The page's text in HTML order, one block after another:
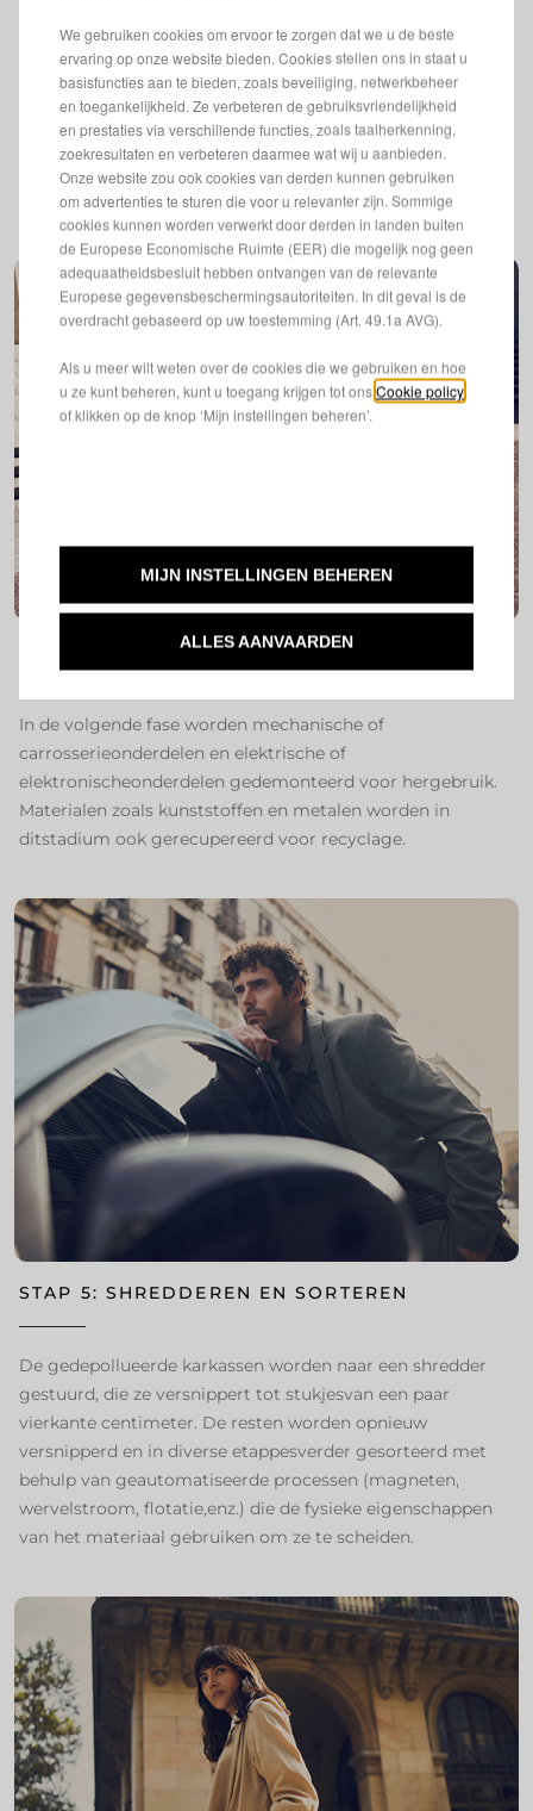
worden gerecycleerd binnen hun respectieve
verwerkingskanalen.
STAP 4: ONTMANTELING VOOR HERGEBRUIK ​
In de volgende fase worden mechanische of
carrosserieonderdelen en elektrische of
elektronischeonderdelen gedemonteerd voor hergebruik.
Materialen zoals kunststoffen en metalen worden in
ditstadium ook gerecupereerd voor recyclage. ​
STAP 5: SHREDDEREN EN SORTEREN ​
De gedepollueerde karkassen worden naar een shredder
gestuurd, die ze versnippert tot stukjesvan een paar
vierkante centimeter. De resten worden opnieuw
versnipperd en in diverse etappesverder gesorteerd met
behulp van geautomatiseerde processen (magneten,
wervelstroom, flotatie,enz.) die de fysieke eigenschappen
van het materiaal gebruiken om ze te scheiden. ​
We gebruiken cookies om ervoor te zorgen dat we u de beste
ervaring op onze website bieden. Cookies stellen ons in staat u
basisfuncties aan te bieden, zoals beveiliging, netwerkbeheer
en toegankelijkheid. Ze verbeteren de gebruiksvriendelijkheid
en prestaties via verschillende functies, zoals taalherkenning,
zoekresultaten en verbeteren daarmee wat wij u aanbieden.
Onze website zou ook cookies van derden kunnen gebruiken
om advertenties te sturen die voor u relevanter zijn. Sommige
cookies kunnen worden verwerkt door derden in landen buiten
de Europese Economische Ruimte (EER) die mogelijk nog geen
adequaatheidsbesluit hebben ontvangen van de relevante
Europese gegevensbeschermingsautoriteiten. In dit geval is de
overdracht gebaseerd op uw toestemming (Art. 49.1a AVG).
Als u meer wilt weten over de cookies die we gebruiken en hoe
u ze kunt beheren, kunt u toegang krijgen tot onsCookie policy
of klikken op de knop ‘Mijn instellingen beheren’.
MIJN INSTELLINGEN BEHEREN
ALLES AANVAARDEN